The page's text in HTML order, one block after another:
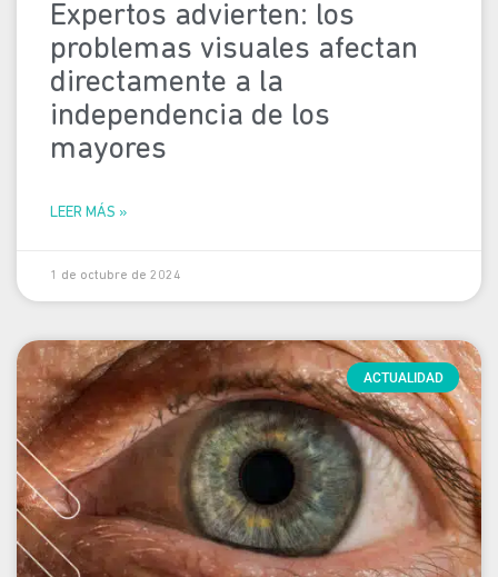
Expertos advierten: los
problemas visuales afectan
directamente a la
independencia de los
mayores
LEER MÁS »
1 de octubre de 2024
ACTUALIDAD